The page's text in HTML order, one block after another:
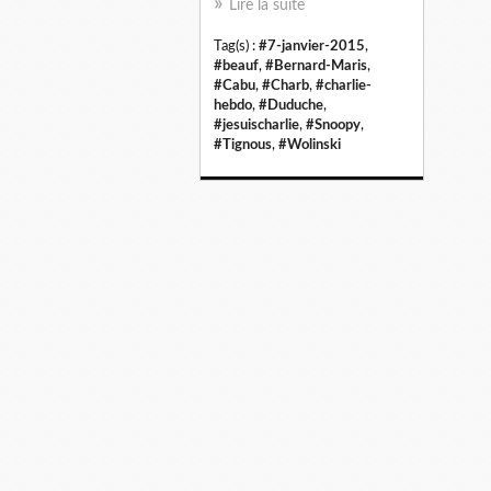
Lire la suite
Tag(s) : #7-janvier-2015,
#beauf, #Bernard-Maris,
#Cabu, #Charb, #charlie-
hebdo, #Duduche,
#jesuischarlie, #Snoopy,
#Tignous, #Wolinski